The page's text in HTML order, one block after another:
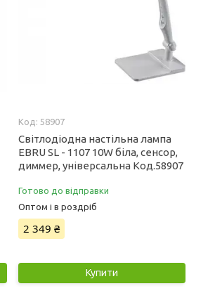
58907
Світлодіодна настільна лампа
EBRU SL - 1107 10W біла, сенсор,
диммер, універсальна Код.58907
Готово до відправки
Оптом і в роздріб
2 349 ₴
Купити